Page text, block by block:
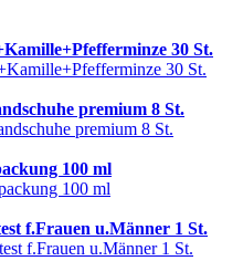
30 St.
premium 8 St.
100 ml
f.Frauen u.Männer 1 St.